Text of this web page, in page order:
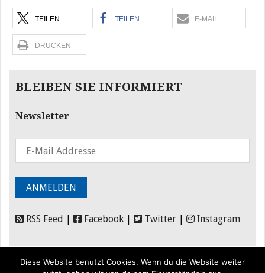
TEILEN TEILEN E-MAIL
DRUCKEN
BLEIBEN SIE INFORMIERT
Newsletter
RSS Feed Facebook Twitter Instagram
Diese Website benutzt Cookies. Wenn du die Website weiter